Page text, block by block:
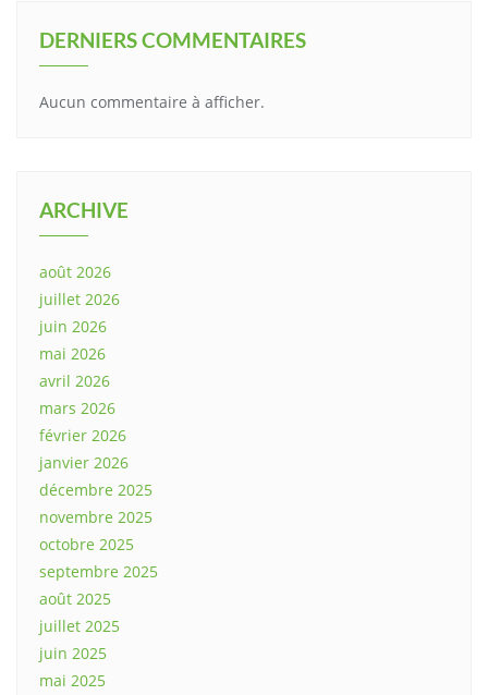
DERNIERS COMMENTAIRES
Aucun commentaire à afficher.
ARCHIVE
août 2026
juillet 2026
juin 2026
mai 2026
avril 2026
mars 2026
février 2026
janvier 2026
décembre 2025
novembre 2025
octobre 2025
septembre 2025
août 2025
juillet 2025
juin 2025
mai 2025